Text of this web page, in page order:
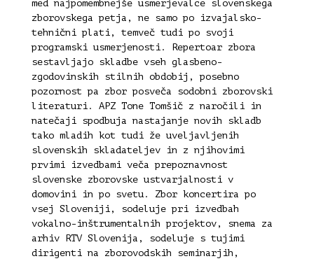
med najpomembnejše usmerjevalce slovenskega
zborovskega petja, ne samo po izvajalsko-
tehnični plati, temveč tudi po svoji
programski usmerjenosti. Repertoar zbora
sestavljajo skladbe vseh glasbeno-
zgodovinskih stilnih obdobij, posebno
pozornost pa zbor posveča sodobni zborovski
literaturi. APZ Tone Tomšič z naročili in
natečaji spodbuja nastajanje novih skladb
tako mladih kot tudi že uveljavljenih
slovenskih skladateljev in z njihovimi
prvimi izvedbami veča prepoznavnost
slovenske zborovske ustvarjalnosti v
domovini in po svetu. Zbor koncertira po
vsej Sloveniji, sodeluje pri izvedbah
vokalno-inštrumentalnih projektov, snema za
arhiv RTV Slovenija, sodeluje s tujimi
dirigenti na zborovodskih seminarjih,